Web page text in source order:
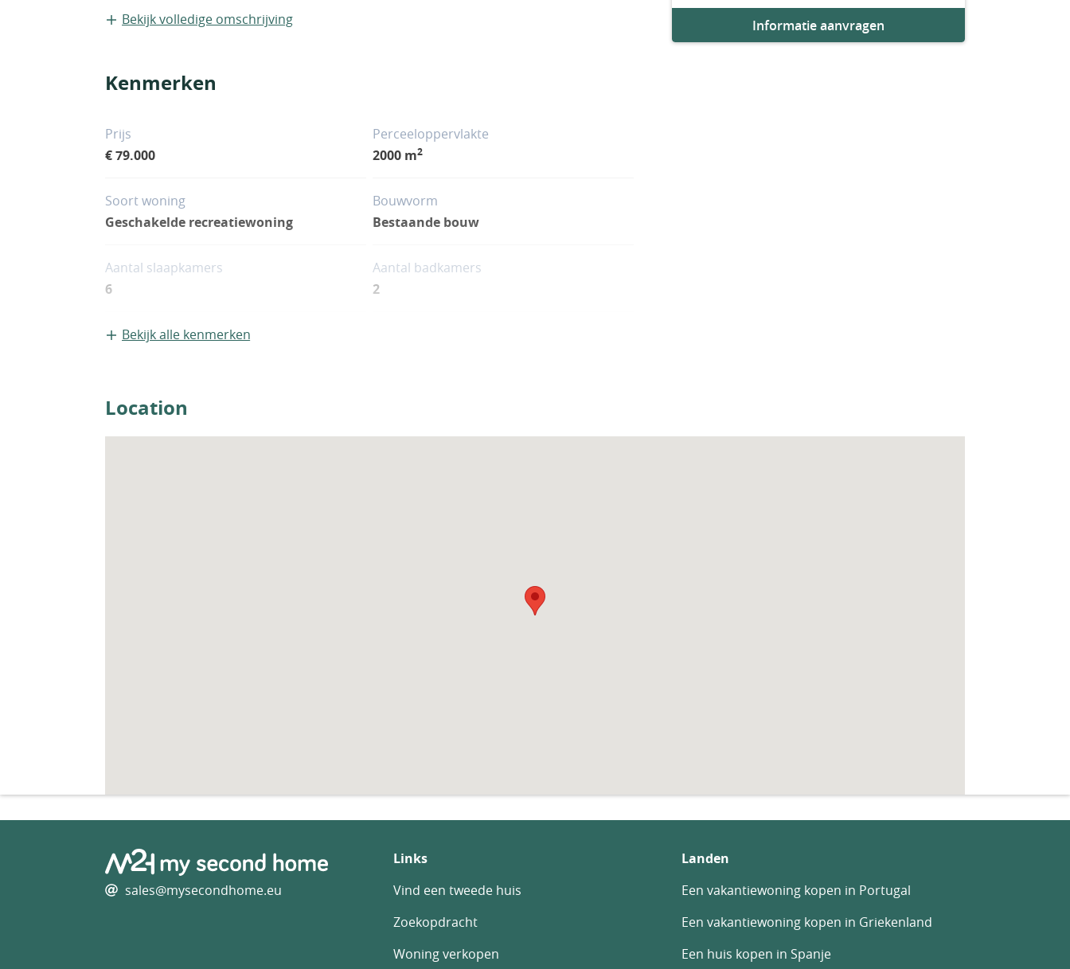
Bekijk volledige omschrijving
Kenmerken
Prijs
€ 79.000
Perceeloppervlakte
2000 m2
Soort woning
Geschakelde recreatiewoning
Bouwvorm
Bestaande bouw
Aantal slaapkamers
6
Aantal badkamers
2
Bekijk alle kenmerken
Informatie aanvragen
Location
sales@mysecondhome.eu
Links
Vind een tweede huis
Zoekopdracht
Woning verkopen
Landen
Een vakantiewoning kopen in Portugal
Een vakantiewoning kopen in Griekenland
Een huis kopen in Spanje